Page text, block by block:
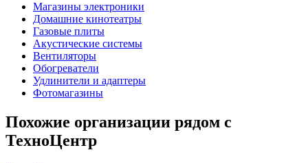
Магазины электроники
Домашние кинотеатры
Газовые плиты
Акустические системы
Вентиляторы
Обогреватели
Удлинители и адаптеры
Фотомагазины
Похожие организации рядом с
ТехноЦентр